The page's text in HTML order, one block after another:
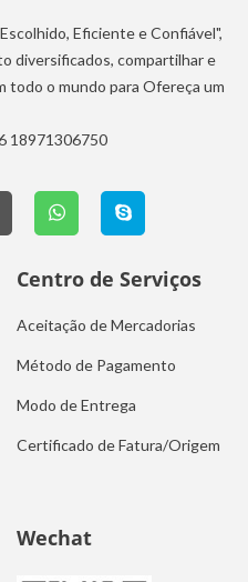
Eficiente e Confiável",
diversificados, compartilhar e
todo o mundo para Ofereça um
18971306750
Centro de Serviços
Aceitação de Mercadorias
Método de Pagamento
Modo de Entrega
Certificado de Fatura/Origem
Wechat